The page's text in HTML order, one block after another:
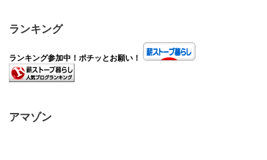
ランキング
ランキング参加中！ポチッとお願い！
アマゾン